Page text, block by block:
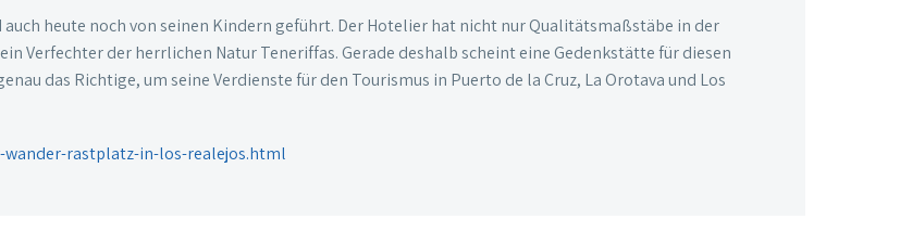
heute noch von seinen Kindern geführt. Der Hotelier hat nicht nur Qualitätsmaßstäbe in der
Verfechter der herrlichen Natur Teneriffas. Gerade deshalb scheint eine Gedenkstätte für diesen
das Richtige, um seine Verdienste für den Tourismus in Puerto de la Cruz, La Orotava und Los
rastplatz-in-los-realejos.html